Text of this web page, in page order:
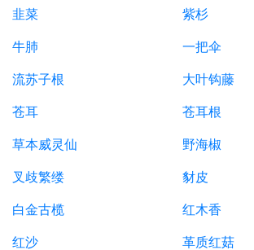
韭菜 紫杉
牛肺 一把伞
流苏子根 大叶钩藤
苍耳 苍耳根
草本威灵仙 野海椒
叉歧繁缕 豺皮
白金古榄 红木香
红沙 革质红菇